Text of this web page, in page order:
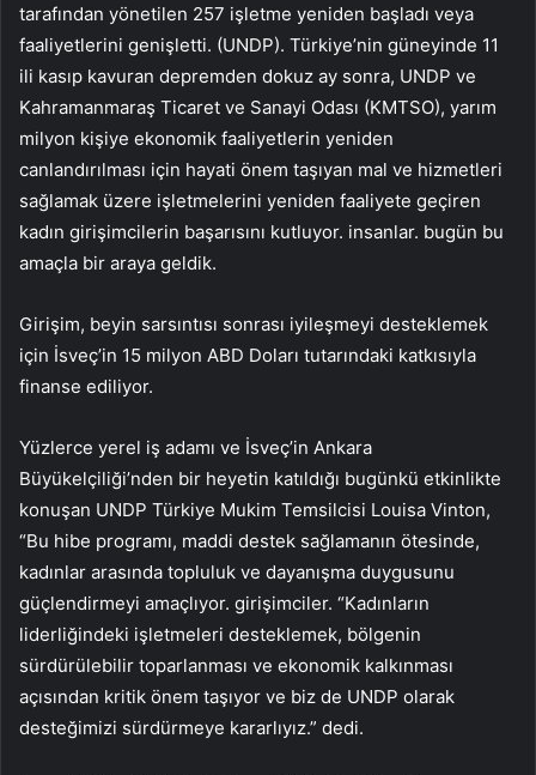
tarafından yönetilen 257 işletme yeniden başladı veya
faaliyetlerini genişletti. (UNDP). Türkiye’nin güneyinde 11
ili kasıp kavuran depremden dokuz ay sonra, UNDP ve
Kahramanmaraş Ticaret ve Sanayi Odası (KMTSO), yarım
milyon kişiye ekonomik faaliyetlerin yeniden
canlandırılması için hayati önem taşıyan mal ve hizmetleri
sağlamak üzere işletmelerini yeniden faaliyete geçiren
kadın girişimcilerin başarısını kutluyor. insanlar. bugün bu
amaçla bir araya geldik.
Girişim, beyin sarsıntısı sonrası iyileşmeyi desteklemek
için İsveç’in 15 milyon ABD Doları tutarındaki katkısıyla
finanse ediliyor.
Yüzlerce yerel iş adamı ve İsveç’in Ankara
Büyükelçiliği’nden bir heyetin katıldığı bugünkü etkinlikte
konuşan UNDP Türkiye Mukim Temsilcisi Louisa Vinton,
“Bu hibe programı, maddi destek sağlamanın ötesinde,
kadınlar arasında topluluk ve dayanışma duygusunu
güçlendirmeyi amaçlıyor. girişimciler. “Kadınların
liderliğindeki işletmeleri desteklemek, bölgenin
sürdürülebilir toparlanması ve ekonomik kalkınması
açısından kritik önem taşıyor ve biz de UNDP olarak
desteğimizi sürdürmeye kararlıyız.” dedi.